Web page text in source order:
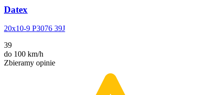
Datex
20x10-9 P3076 39J
39
do 100 km/h
Zbieramy opinie